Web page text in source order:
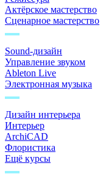
Актёрское мастерство
Сценарное мастерство
Sound-дизайн
Управление звуком
Ableton Live
Электронная музыка
Дизайн интерьера
Интерьер
ArchiCAD
Флористика
Ещё курсы